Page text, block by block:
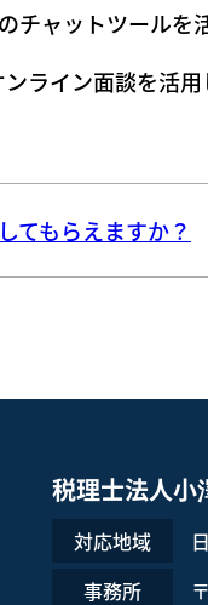
ャットツールを
ライン面談を活用
てもらえますか？
税理士法人小
対応地域
事務所